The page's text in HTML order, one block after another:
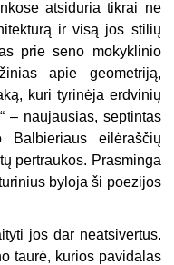
atsiduria tikrai ne
ir visą jos stilių
prie seno mokyklinio
apie geometriją,
kuri tyrinėja erdvinių
– naujausias, septintas
eilėraščių
pertraukos. Prasminga
byloja ši poezijos
jos dar neatsivertus.
taurė, kurios pavidalas